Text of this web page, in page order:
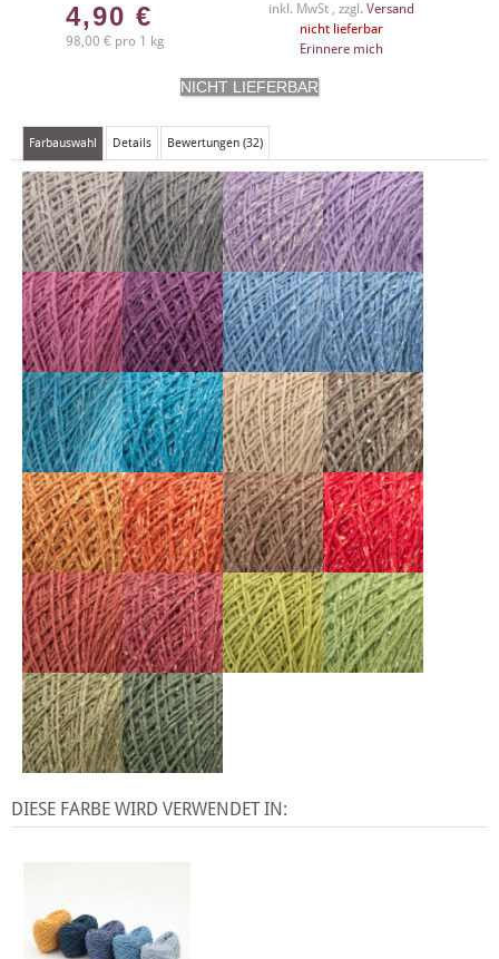
4,90 €
98,00 € pro 1 kg
inkl. MwSt , zzgl. Versand
nicht lieferbar
Erinnere mich
Farbauswahl Details Bewertungen (32)
DIESE FARBE WIRD VERWENDET IN: